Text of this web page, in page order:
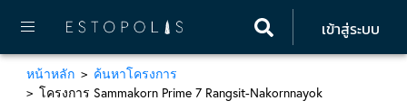
เข้าสู่ระบบ
หน้าหลัก
ค้นหาโครงการ
โครงการ Sammakorn Prime 7 Rangsit-Nakornnayok